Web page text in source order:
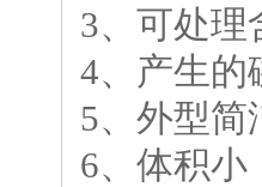
3、可处理
4、产生的
5、外型简
6、体积小